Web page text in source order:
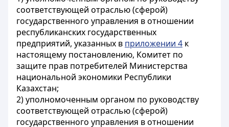
соответствующей отраслью (сферой)
государственного управления в отношении
республиканских государственных
предприятий, указанных в приложении 4 к
настоящему постановлению, Комитет по
защите прав потребителей Министерства
национальной экономики Республики
Казахстан;
2) уполномоченным органом по руководству
соответствующей отраслью (сферой)
государственного управления в отношении